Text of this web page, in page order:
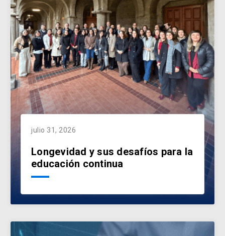
julio 31, 2026
Longevidad y sus desafíos para la
educación continua